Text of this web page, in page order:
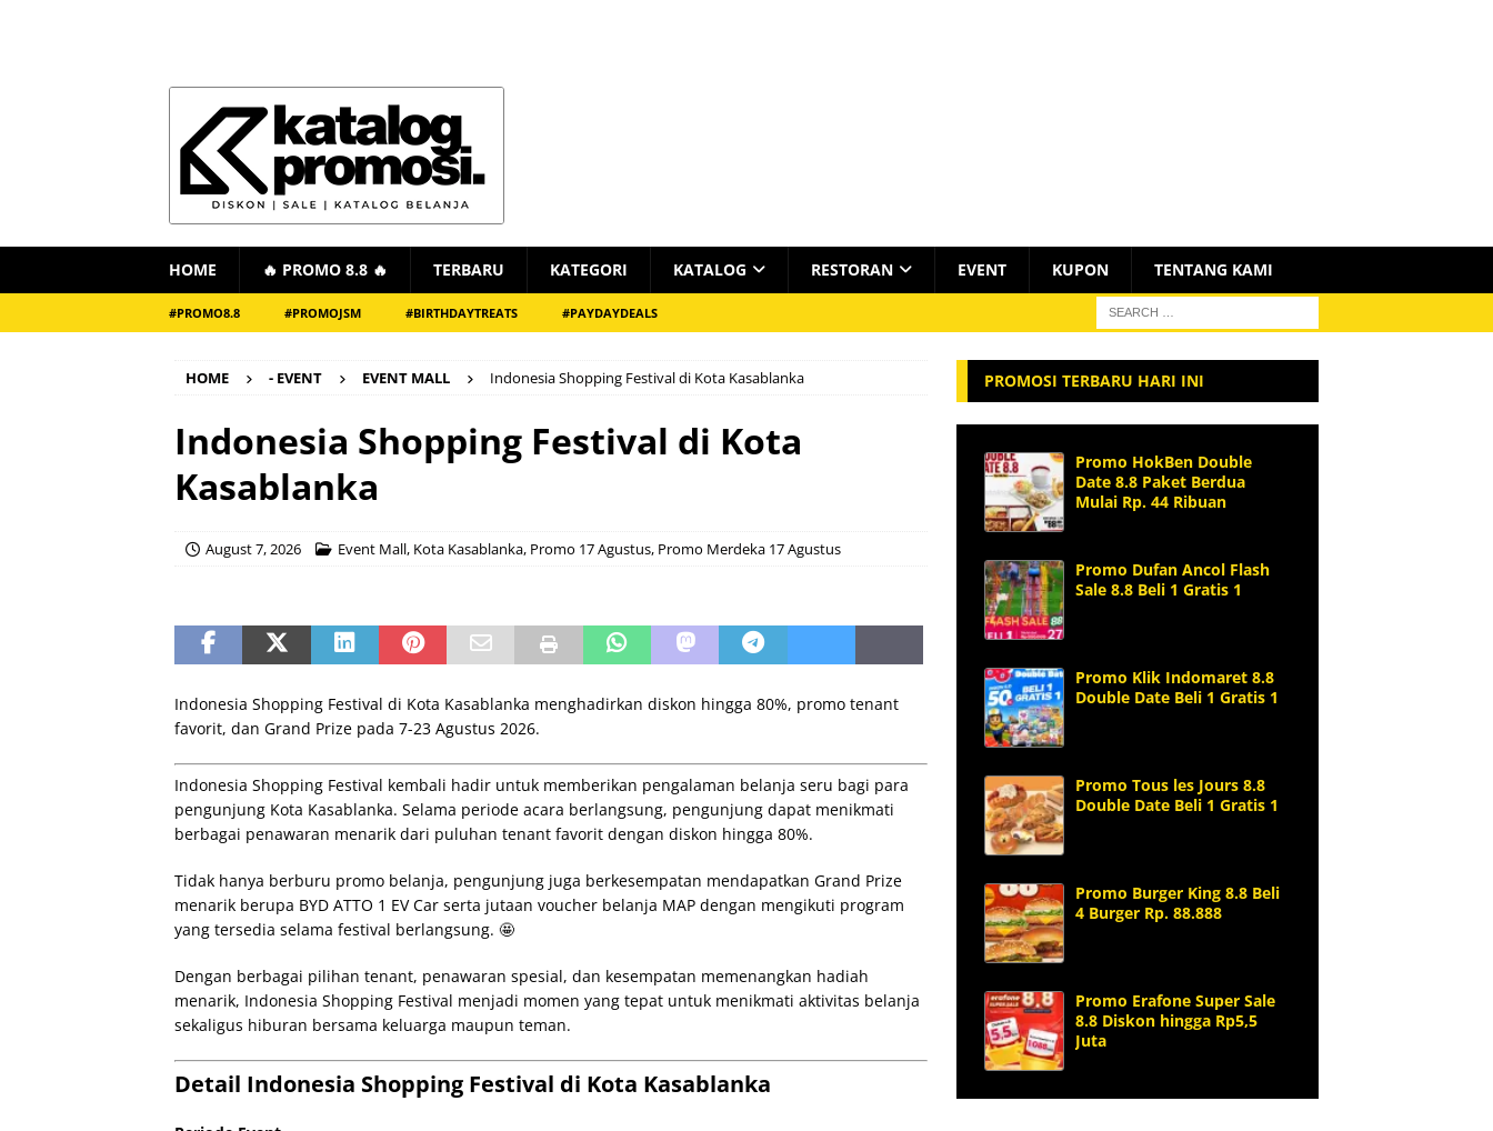
HOME 🔥 PROMO 8.8 🔥 TERBARU KATEGORI KATALOG RESTORAN EVENT KUPON TENTANG KAMI
#PROMO8.8 #PROMOJSM #BIRTHDAYTREATS #PAYDAYDEALS
HOME - EVENT EVENT MALL Indonesia Shopping Festival di Kota Kasablanka
Indonesia Shopping Festival di Kota
Kasablanka
August 7, 2026 Event Mall, Kota Kasablanka, Promo 17 Agustus, Promo Merdeka 17 Agustus
Indonesia Shopping Festival di Kota Kasablanka menghadirkan diskon hingga 80%, promo tenant
favorit, dan Grand Prize pada 7-23 Agustus 2026.
Indonesia Shopping Festival kembali hadir untuk memberikan pengalaman belanja seru bagi para
pengunjung Kota Kasablanka. Selama periode acara berlangsung, pengunjung dapat menikmati
berbagai penawaran menarik dari puluhan tenant favorit dengan diskon hingga 80%.
Tidak hanya berburu promo belanja, pengunjung juga berkesempatan mendapatkan Grand Prize
menarik berupa BYD ATTO 1 EV Car serta jutaan voucher belanja MAP dengan mengikuti program
yang tersedia selama festival berlangsung. 🤩
Dengan berbagai pilihan tenant, penawaran spesial, dan kesempatan memenangkan hadiah
menarik, Indonesia Shopping Festival menjadi momen yang tepat untuk menikmati aktivitas belanja
sekaligus hiburan bersama keluarga maupun teman.
Detail Indonesia Shopping Festival di Kota Kasablanka
PROMOSI TERBARU HARI INI
Promo HokBen Double
Date 8.8 Paket Berdua
Mulai Rp. 44 Ribuan
Promo Dufan Ancol Flash
Sale 8.8 Beli 1 Gratis 1
Promo Klik Indomaret 8.8
Double Date Beli 1 Gratis 1
Promo Tous les Jours 8.8
Double Date Beli 1 Gratis 1
Promo Burger King 8.8 Beli
4 Burger Rp. 88.888
Promo Erafone Super Sale
8.8 Diskon hingga Rp5,5
Juta